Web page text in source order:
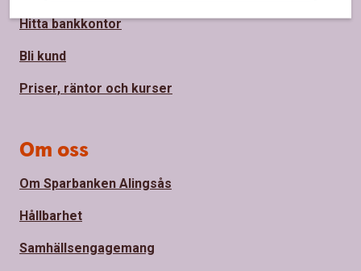
Hitta bankkontor
Bli kund
Priser, räntor och kurser
Om oss
Om Sparbanken Alingsås
Hållbarhet
Samhällsengagemang